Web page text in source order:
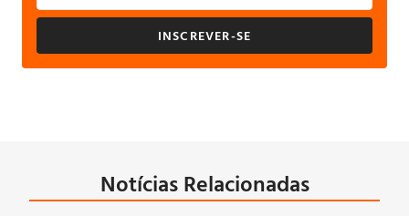
INSCREVER-SE
Notícias Relacionadas